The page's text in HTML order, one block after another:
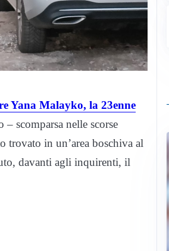
Yana Malayko, la 23enne
– scomparsa nelle scorse
trovato in un’area boschiva al
davanti agli inquirenti, il